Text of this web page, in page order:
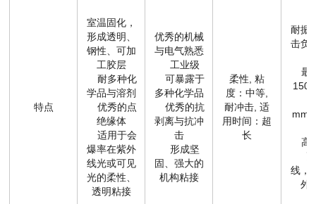
特点
室温固化，
形成透明、
钢性、可加
工胶层
耐多种化
学品与溶剂
优秀的点
绝缘体
适用于会
爆率在紫外
线光或可见
光的柔性、
透明粘接
优秀的机械
与电气熟悉
工业级
可暴露于
多种化学品
优秀的抗
剥离与抗冲
击
形成坚
固、强大的
机构粘接
柔性, 粘
度：中等,
耐冲击, 适
用时间：超
长
耐振
击负
最
mm
高
线，
外